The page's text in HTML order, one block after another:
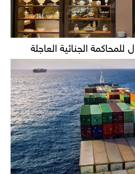
الجنائية العاجلة